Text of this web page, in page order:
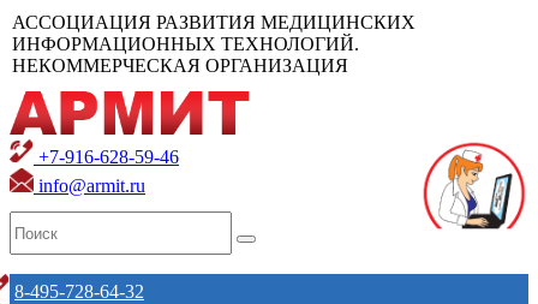
АССОЦИАЦИЯ РАЗВИТИЯ МЕДИЦИНСКИХ
ИНФОРМАЦИОННЫХ ТЕХНОЛОГИЙ.
НЕКОММЕРЧЕСКАЯ ОРГАНИЗАЦИЯ
+7-916-628-59-46
info@armit.ru
8-495-728-64-32